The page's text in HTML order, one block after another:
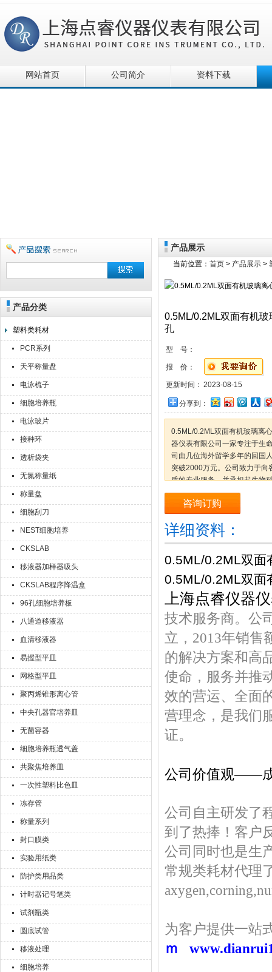
上海点睿仪器仪表有限公司
网站首页 公司简介 资料下载
产品分类
塑料类耗材
PCR系列
天平称量盘
电泳梳子
细胞培养瓶
电泳玻片
接种环
透析袋夹
无氮称量纸
称量盘
细胞刮刀
NEST细胞培养
CKSLAB
移液器加样器吸头
CKSLAB程序降温盒
96孔细胞培养板
八通道移液器
血清移液器
易握型平皿
网格型平皿
聚丙烯锥形离心管
中央孔器官培养皿
无菌容器
细胞培养瓶透气盖
共聚焦培养皿
一次性塑料比色皿
冻存管
称量系列
封口膜类
实验用纸类
防护类用品类
计时器记号笔类
试剂瓶类
圆底试管
移液处理
细胞培养
产品展示
当前位置： 首页 > 产品展示 >
0.5ML/0.2ML双面有机
孔
型 号：
报 价：
更新时间： 2023-08-15
分享到：
0.5ML/0.2ML双面有机玻璃离
器仪表有限公司一家专注于生
司由几位海外留学多年的回国
突破2000万元。公司致力于向
质的专业服务，并承担起生物
命科学事业的发展。优秀的员
咨询订购
详细资料：
0.5ML/0.2ML双面
0.5ML/0.2ML双面
上海点睿仪器
技术服务商。公
立，2013年销售
的解决方案和高
使命，服务并推
效的营运、全面
营理念，是我们
证。
公司价值观——成
公司自主研发了
到了热捧！客户
公司同时也是生
常规类耗材代理
为客户提供一站
ｍ